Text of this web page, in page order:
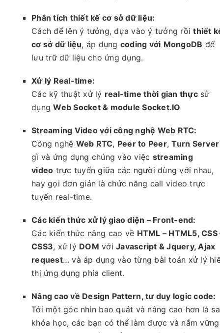
Phân tích thiết kế cơ sở dữ liệu:
Cách để lên ý tưởng, dựa vào ý tưởng rồithiết
cơ sở dữ liệu, áp dụng coding với MongoDB để
lưu trữ dữ liệu cho ứng dụng.
Xử lý Real-time:
Các kỹ thuật xử lý real-time thời gian thựcsử
dụngWeb Socket & module Socket.IO
Streaming Video với công nghệ Web RTC:
Công nghệ Web RTC, Peer to Peer,Turn Server
gì và ứng dụng chúng vào việc streaming
video trực tuyến giữa các người dùng với nhau,
hay gọi đơn giản là chức năng call video trực
tuyến real-time.
Các kiến thức xử lý giao diện – Front-end:
Các kiến thức nâng cao về HTML – HTML5, CSS
CSS3, xử lý DOM với Javascript & Jquery, Ajax
request… và áp dụng vào từng bài toán xử lý
thị ứng dụng phía client.
Nâng cao về Design Pattern, tư duy logic code:
Tới một góc nhìn bao quát và nâng cao hơn là
khóa học, các bạn có thể làm được và nắm vững